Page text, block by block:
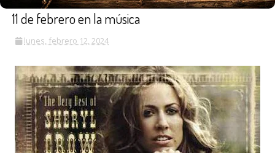
11 de febrero en la música
lunes, febrero 12, 2024